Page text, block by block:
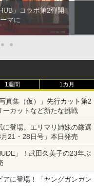
」コラボ第2弾開
マに
● ●
1週間 1カ月
真集（仮）」先行カット第2
カットなど新たな挑戦
に登場。エリマリ姉妹の厳選
21・28日号」本日発売
」！武田久美子の23年ぶ
に登場！「ヤングガンガン